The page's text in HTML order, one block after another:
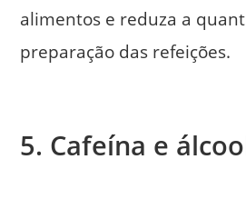
alimentos e reduza a
preparação das refeições.
5. Cafeína e